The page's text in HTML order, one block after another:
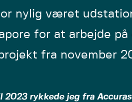
nylig været
for at arbejde
fra november
2023 rykkede jeg fra